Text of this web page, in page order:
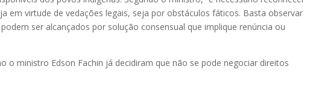
em virtude de vedações legais, seja por obstáculos fáticos. Basta observar
ser alcançados por solução consensual que implique renúncia ou
o ministro Edson Fachin já decidiram que não se pode negociar direitos